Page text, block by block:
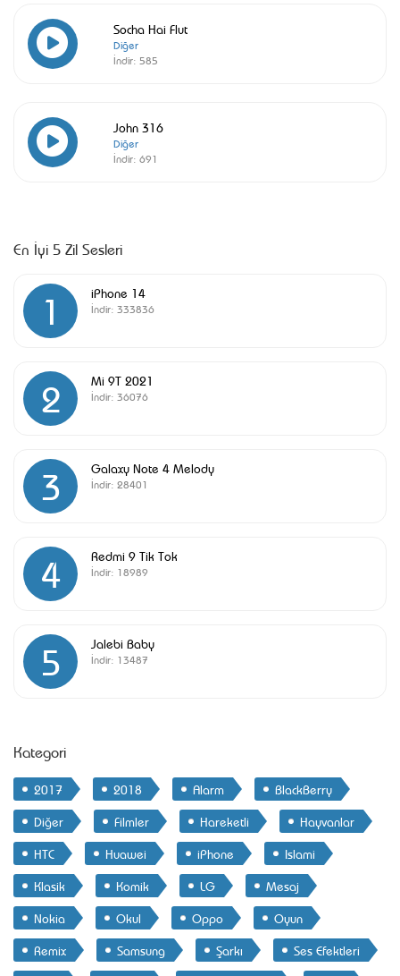
Socha Hai Flut
Diğer
İndir: 585
John 316
Diğer
İndir: 691
En İyi 5 Zil Sesleri
1 iPhone 14
İndir: 333836
2 Mi 9T 2021
İndir: 36076
3 Galaxy Note 4 Melody
İndir: 28401
4 Redmi 9 Tik Tok
İndir: 18989
5 Jalebi Baby
İndir: 13487
Kategori
2017 2018 Alarm
BlackBerry
Diğer
Filmler Hareketli
Hayvanlar
HTC
Huawei iPhone
Islami
Klasik
Komik LG
Mesaj
Nokia
Okul Oppo
Oyun
Remix
Samsung Şarkı
Ses Efektleri